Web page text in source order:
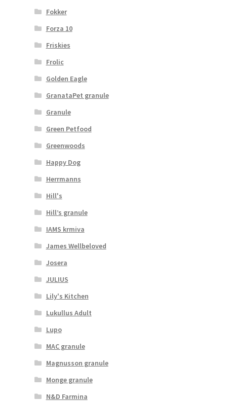
Fokker
Forza 10
Friskies
Frolic
Golden Eagle
GranataPet granule
Granule
Green Petfood
Greenwoods
Happy Dog
Herrmanns
Hill's
Hill’s granule
IAMS krmiva
James Wellbeloved
Josera
JULIUS
Lily's Kitchen
Lukullus Adult
Lupo
MAC granule
Magnusson granule
Monge granule
N&D Farmina